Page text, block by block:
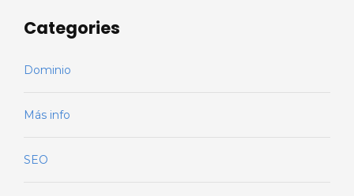
Categories
Dominio
Más info
SEO